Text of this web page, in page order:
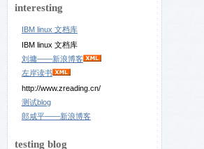
interesting
IBM linux 文档库
IBM linux 文档库
刘墉——新浪博客
左岸读书
http://www.zreading.cn/
测试blog
郎咸平——新浪博客
testing blog